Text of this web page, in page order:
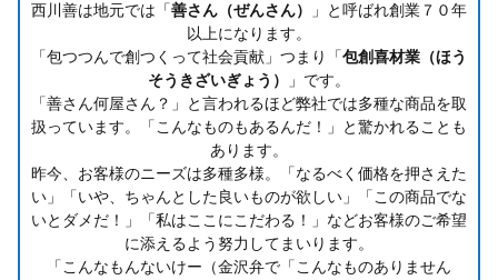
西川善は地元では「善さん（ぜんさん）
」と呼ばれ創業７０年
以上になります。
「包つつんで創つくって社会貢献」つまり「包創喜材業（ほう
そうきざいぎょう）
」です。
「善さん何屋さん？」と言われるほど弊社では多種な商品を取
扱っています。「こんなものもあるんだ！」と驚かれることも
あります。
昨今、お客様のニーズは多種多様。「なるべく価格を押さえた
い」「いや、ちゃんとした良いものが欲しい」「この商品でな
いとダメだ！」「私はここにこだわる！」などお客様のご希望
に添えるよう努力してまいります。
「こんなもんないけー（金沢弁で「こんなものありません